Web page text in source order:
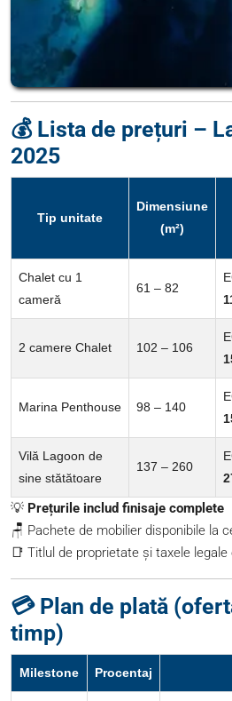
💰 Lista de prețuri –
2025
Tip unitate
Dimensiune
(m²)
Chalet cu 1
cameră
61 – 82
2 camere Chalet 102 – 106
Marina Penthouse 98 – 140
Vilă Lagoon de
sine stătătoare
137 – 260
💡 Prețurile includ finisaje complete
🪑 Pachete de mobilier disponibile la
📑 Titlul de proprietate și taxele legale
💳 Plan de plată
timp)
Milestone Procentaj